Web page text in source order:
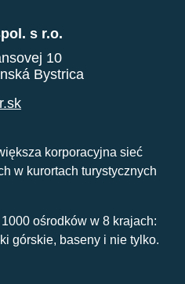
s r.o.
10
Bystrica
korporacyjna sieć
w kurortach turystycznych
ośrodków w 8 krajach:
górskie, baseny i nie tylko.